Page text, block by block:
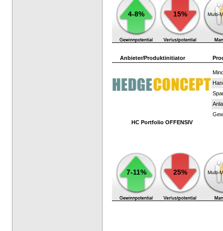
4-8% 15% Multi-
Anbieter/Produktinitiator
HC Portfolio OFFENSIV
7-11% 25% Multi-